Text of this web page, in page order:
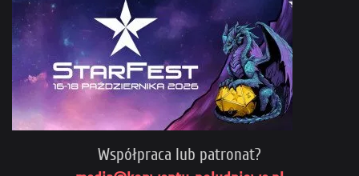
Współpraca lub patronat?